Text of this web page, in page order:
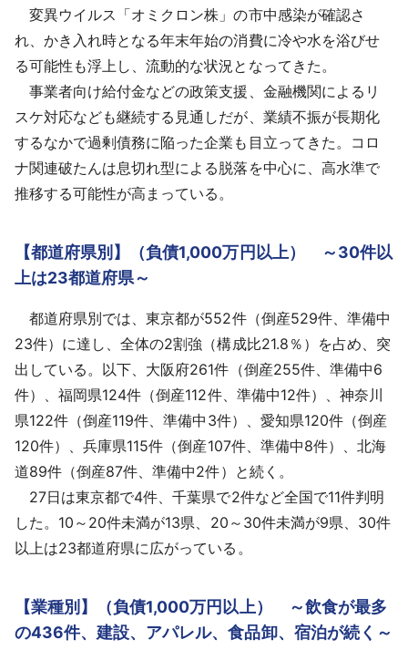
変異ウイルス「オミクロン株」の市中感染が確認さ
れ、かき入れ時となる年末年始の消費に冷や水を浴びせ
る可能性も浮上し、流動的な状況となってきた。
事業者向け給付金などの政策支援、金融機関によるリ
スケ対応なども継続する見通しだが、業績不振が長期化
するなかで過剰債務に陥った企業も目立ってきた。コロ
ナ関連破たんは息切れ型による脱落を中心に、高水準で
推移する可能性が高まっている。
【都道府県別】（負債1,000万円以上） ～30件以
上は23都道府県～
都道府県別では、東京都が552件（倒産529件、準備中
23件）に達し、全体の2割強（構成比21.8％）を占め、突
出している。以下、大阪府261件（倒産255件、準備中6
件）、福岡県124件（倒産112件、準備中12件）、神奈川
県122件（倒産119件、準備中3件）、愛知県120件（倒産
120件）、兵庫県115件（倒産107件、準備中8件）、北海
道89件（倒産87件、準備中2件）と続く。
27日は東京都で4件、千葉県で2件など全国で11件判明
した。10～20件未満が13県、20～30件未満が9県、30件
以上は23都道府県に広がっている。
【業種別】（負債1,000万円以上） ～飲食が最多
の436件、建設、アパレル、食品卸、宿泊が続く～